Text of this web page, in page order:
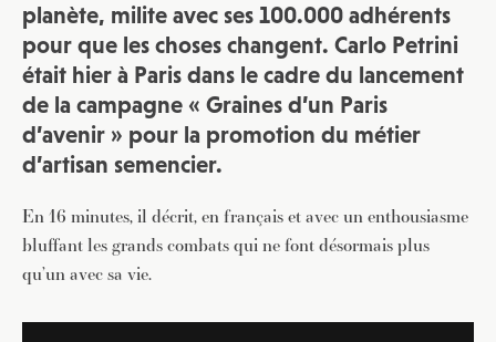
planète, milite avec ses 100.000 adhérents
pour que les choses changent. Carlo Petrini
était hier à Paris dans le cadre du lancement
de la campagne « Graines d’un Paris
d’avenir » pour la promotion du métier
d’artisan semencier.
En 16 minutes, il décrit, en français et avec un enthousiasme
bluffant les grands combats qui ne font désormais plus
qu’un avec sa vie.